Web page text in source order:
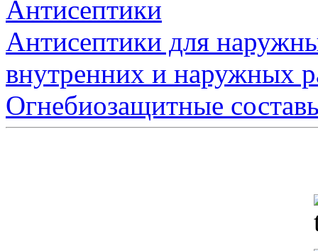
Антисептики
Антисептики для
внутренних и наружных
Огнебиозащитные